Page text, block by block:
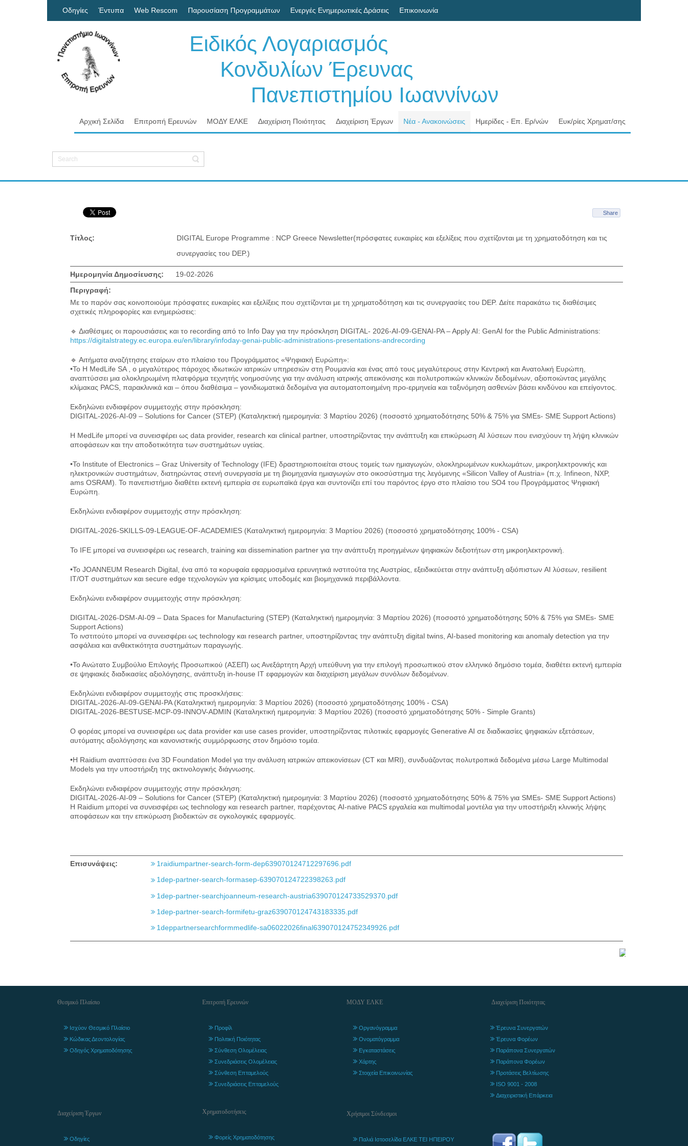
Οδηγίες Έντυπα Web Rescom Παρουσίαση Προγραμμάτων Ενεργές Ενημερωτικές Δράσεις Επικοινωνία
Ειδικός Λογαριασμός
Κονδυλίων Έρευνας
Πανεπιστημίου Ιωαννίνων
Αρχική Σελίδα Επιτροπή Ερευνών ΜΟΔΥ ΕΛΚΕ Διαχείριση Ποιότητας Διαχείριση Έργων Νέα - Ανακοινώσεις Ημερίδες - Επ. Ερ/νών Ευκ/ρίες Χρηματ/σης
Share
Τίτλος:
DIGITAL Europe Programme : NCP Greece Newsletter(πρόσφατες ευκαιρίες και εξελίξεις που σχετίζονται με τη χρηματοδότηση και τις
συνεργασίες του DEP.)
Ημερομηνία Δημοσίευσης:
19-02-2026
Περιγραφή:
Με το παρόν σας κοινοποιούμε πρόσφατες ευκαιρίες και εξελίξεις που σχετίζονται με τη χρηματοδότηση και τις συνεργασίες του DEP. Δείτε παρακάτω τις διαθέσιμες
σχετικές πληροφορίες και ενημερώσεις:
🔹 Διαθέσιμες οι παρουσιάσεις και το recording από το Info Day για την πρόσκληση DIGITAL- 2026-AI-09-GENAI-PA – Apply AI: GenAI for the Public Administrations:
https://digitalstrategy.ec.europa.eu/en/library/infoday-genai-public-administrations-presentations-andrecording
🔹 Αιτήματα αναζήτησης εταίρων στο πλαίσιο του Προγράμματος «Ψηφιακή Ευρώπη»:
•Το Η MedLife SA , ο μεγαλύτερος πάροχος ιδιωτικών ιατρικών υπηρεσιών στη Ρουμανία και ένας από τους μεγαλύτερους στην Κεντρική και Ανατολική Ευρώπη,
αναπτύσσει μια ολοκληρωμένη πλατφόρμα τεχνητής νοημοσύνης για την ανάλυση ιατρικής απεικόνισης και πολυτροπικών κλινικών δεδομένων, αξιοποιώντας μεγάλης
κλίμακας PACS, παρακλινικά και – όπου διαθέσιμα – γονιδιωματικά δεδομένα για αυτοματοποιημένη προ-ερμηνεία και ταξινόμηση ασθενών βάσει κινδύνου και επείγοντος.
Εκδηλώνει ενδιαφέρον συμμετοχής στην πρόσκληση:
DIGITAL-2026-AI-09 – Solutions for Cancer (STEP) (Καταληκτική ημερομηνία: 3 Μαρτίου 2026) (ποσοστό χρηματοδότησης 50% & 75% για SMEs- SME Support Actions)
H MedLife μπορεί να συνεισφέρει ως data provider, research και clinical partner, υποστηρίζοντας την ανάπτυξη και επικύρωση AI λύσεων που ενισχύουν τη λήψη κλινικών
αποφάσεων και την αποδοτικότητα των συστημάτων υγείας.
•Το Institute of Electronics – Graz University of Technology (IFE) δραστηριοποιείται στους τομείς των ημιαγωγών, ολοκληρωμένων κυκλωμάτων, μικροηλεκτρονικής και
ηλεκτρονικών συστημάτων, διατηρώντας στενή συνεργασία με τη βιομηχανία ημιαγωγών στο οικοσύστημα της λεγόμενης «Silicon Valley of Austria» (π.χ. Infineon, NXP,
ams OSRAM). Το πανεπιστήμιο διαθέτει εκτενή εμπειρία σε ευρωπαϊκά έργα και συντονίζει επί του παρόντος έργο στο πλαίσιο του SO4 του Προγράμματος Ψηφιακή
Ευρώπη.
Εκδηλώνει ενδιαφέρον συμμετοχής στην πρόσκληση:
DIGITAL-2026-SKILLS-09-LEAGUE-OF-ACADEMIES (Καταληκτική ημερομηνία: 3 Μαρτίου 2026) (ποσοστό χρηματοδότησης 100% - CSA)
Το IFE μπορεί να συνεισφέρει ως research, training και dissemination partner για την ανάπτυξη προηγμένων ψηφιακών δεξιοτήτων στη μικροηλεκτρονική.
•Το JOANNEUM Research Digital, ένα από τα κορυφαία εφαρμοσμένα ερευνητικά ινστιτούτα της Αυστρίας, εξειδικεύεται στην ανάπτυξη αξιόπιστων AI λύσεων, resilient
IT/OT συστημάτων και secure edge τεχνολογιών για κρίσιμες υποδομές και βιομηχανικά περιβάλλοντα.
Εκδηλώνει ενδιαφέρον συμμετοχής στην πρόσκληση:
DIGITAL-2026-DSM-AI-09 – Data Spaces for Manufacturing (STEP) (Καταληκτική ημερομηνία: 3 Μαρτίου 2026) (ποσοστό χρηματοδότησης 50% & 75% για SMEs- SME
Support Actions)
Το ινστιτούτο μπορεί να συνεισφέρει ως technology και research partner, υποστηρίζοντας την ανάπτυξη digital twins, AI-based monitoring και anomaly detection για την
ασφάλεια και ανθεκτικότητα συστημάτων παραγωγής.
•Το Ανώτατο Συμβούλιο Επιλογής Προσωπικού (ΑΣΕΠ) ως Ανεξάρτητη Αρχή υπεύθυνη για την επιλογή προσωπικού στον ελληνικό δημόσιο τομέα, διαθέτει εκτενή εμπειρία
σε ψηφιακές διαδικασίες αξιολόγησης, ανάπτυξη in-house IT εφαρμογών και διαχείριση μεγάλων συνόλων δεδομένων.
Εκδηλώνει ενδιαφέρον συμμετοχής στις προσκλήσεις:
DIGITAL-2026-AI-09-GENAI-PA (Καταληκτική ημερομηνία: 3 Μαρτίου 2026) (ποσοστό χρηματοδότησης 100% - CSA)
DIGITAL-2026-BESTUSE-MCP-09-INNOV-ADMIN (Καταληκτική ημερομηνία: 3 Μαρτίου 2026) (ποσοστό χρηματοδότησης 50% - Simple Grants)
Ο φορέας μπορεί να συνεισφέρει ως data provider και use cases provider, υποστηρίζοντας πιλοτικές εφαρμογές Generative AI σε διαδικασίες ψηφιακών εξετάσεων,
αυτόματης αξιολόγησης και κανονιστικής συμμόρφωσης στον δημόσιο τομέα.
•Η Raidium αναπτύσσει ένα 3D Foundation Model για την ανάλυση ιατρικών απεικονίσεων (CT και MRI), συνδυάζοντας πολυτροπικά δεδομένα μέσω Large Multimodal
Models για την υποστήριξη της ακτινολογικής διάγνωσης.
Εκδηλώνει ενδιαφέρον συμμετοχής στην πρόσκληση:
DIGITAL-2026-AI-09 – Solutions for Cancer (STEP) (Καταληκτική ημερομηνία: 3 Μαρτίου 2026) (ποσοστό χρηματοδότησης 50% & 75% για SMEs- SME Support Actions)
Η Raidium μπορεί να συνεισφέρει ως technology και research partner, παρέχοντας AI-native PACS εργαλεία και multimodal μοντέλα για την υποστήριξη κλινικής λήψης
αποφάσεων και την επικύρωση βιοδεικτών σε ογκολογικές εφαρμογές.
Επισυνάψεις:
1raidiumpartner-search-form-dep639070124712297696.pdf
1dep-partner-search-formasep-639070124722398263.pdf
1dep-partner-searchjoanneum-research-austria639070124733529370.pdf
1dep-partner-search-formifetu-graz639070124743183335.pdf
1deppartnersearchformmedlife-sa06022026final639070124752349926.pdf
Θεσμικό Πλαίσιο
Ισχύον Θεσμικό Πλαίσιο
Κώδικας Δεοντολογίας
Οδηγός Χρηματοδότησης
Διαχείριση Έργων
Οδηγίες
Επιτροπή Ερευνών
Προφίλ
Πολιτική Ποιότητας
Σύνθεση Ολομέλειας
Συνεδριάσεις Ολομέλειας
Σύνθεση Επταμελούς
Συνεδριάσεις Επταμελούς
Χρηματοδοτήσεις
Φορείς Χρηματοδότησης
ΜΟΔΥ ΕΛΚΕ
Οργανόγραμμα
Ονοματόγραμμα
Εγκαταστάσεις
Χάρτης
Στοιχεία Επικοινωνίας
Χρήσιμοι Σύνδεσμοι
Παλιά Ιστοσελίδα ΕΛΚΕ ΤΕΙ ΗΠΕΙΡΟΥ
Διαχείριση Ποιότητας
Έρευνα Συνεργατών
Έρευνα Φορέων
Παράπονα Συνεργατών
Παράπονα Φορέων
Προτάσεις Βελτίωσης
ISO 9001 - 2008
Διαχειριστική Επάρκεια